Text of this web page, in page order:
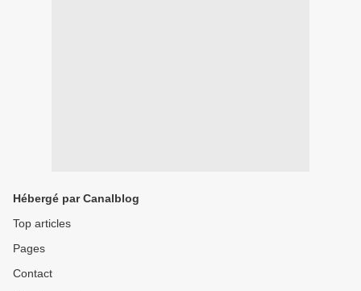
Hébergé par Canalblog
Top articles
Pages
Contact